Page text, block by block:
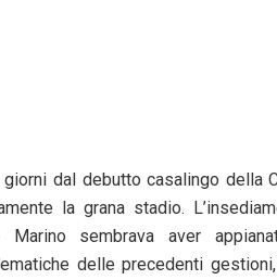
dal debutto casalingo della
la grana stadio.
Marino sembrava aver
delle precedenti